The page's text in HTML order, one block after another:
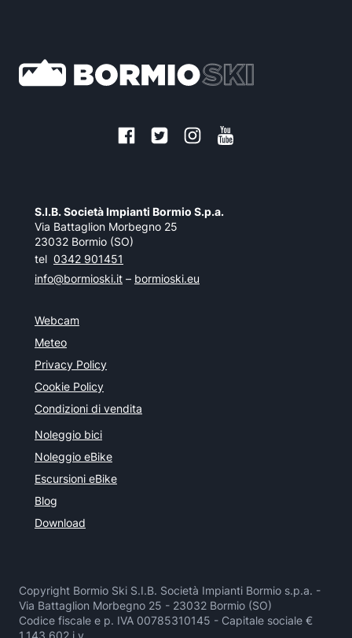
S.I.B. Società Impianti Bormio S.p.a.
Via Battaglion Morbegno 25
23032 Bormio (SO)
tel 0342 901451
info@bormioski.it – bormioski.eu
Webcam
Meteo
Privacy Policy
Cookie Policy
Condizioni di vendita
Noleggio bici
Noleggio eBike
Escursioni eBike
Blog
Download
Copyright Bormio Ski S.I.B. Società Impianti Bormio s.p.a. -
Via Battaglion Morbegno 25 - 23032 Bormio (SO)
Codice fiscale e p. IVA 00785310145 - Capitale sociale €